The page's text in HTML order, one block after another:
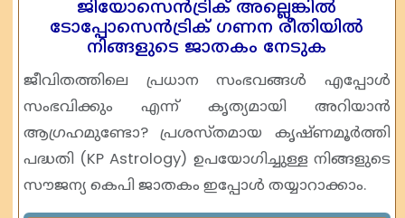
ജിയോസെൻട്രിക് അല്ലെങ്കിൽ
ടോപ്പോസെൻട്രിക് ഗണന രീതിയിൽ
നിങ്ങളുടെ ജാതകം നേടുക
ജീവിതത്തിലെ പ്രധാന സംഭവങ്ങൾ എപ്പോൾ
സംഭവിക്കും എന്ന് കൃത്യമായി അറിയാൻ
ആഗ്രഹമുണ്ടോ? പ്രശസ്തമായ കൃഷ്ണമൂർത്തി
പദ്ധതി (KP Astrology) ഉപയോഗിച്ചുള്ള നിങ്ങളുടെ
സൗജന്യ കെപി ജാതകം ഇപ്പോൾ തയ്യാറാക്കാം.